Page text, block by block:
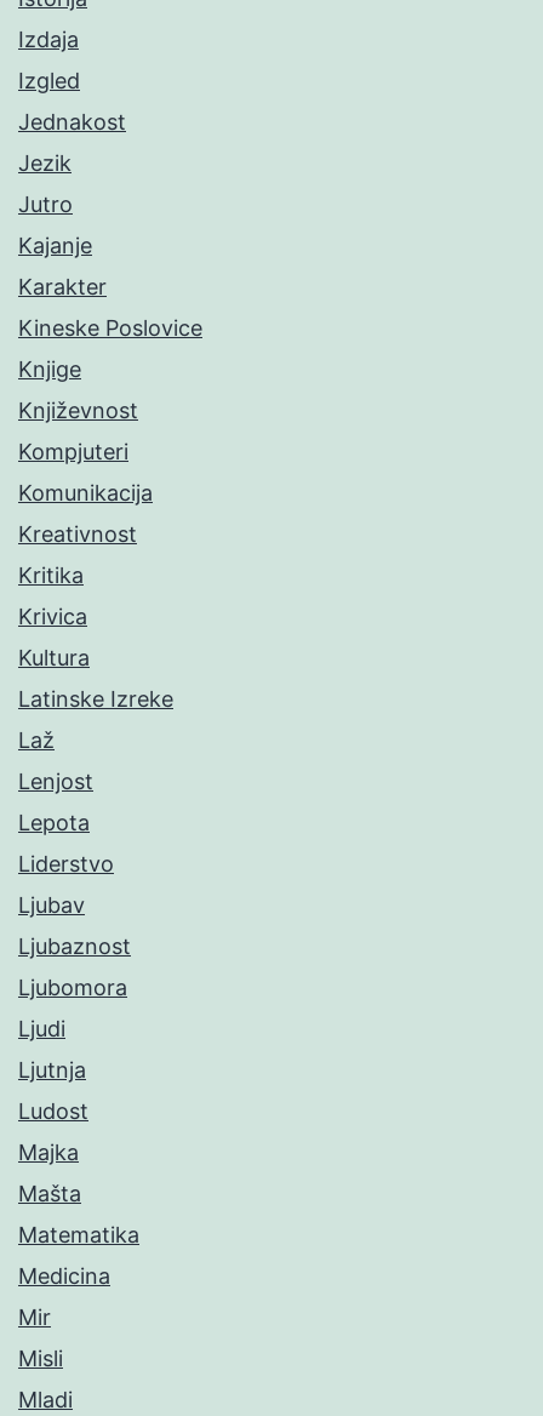
Izdaja
Izgled
Jednakost
Jezik
Jutro
Kajanje
Karakter
Kineske Poslovice
Knjige
Književnost
Kompjuteri
Komunikacija
Kreativnost
Kritika
Krivica
Kultura
Latinske Izreke
Laž
Lenjost
Lepota
Liderstvo
Ljubav
Ljubaznost
Ljubomora
Ljudi
Ljutnja
Ludost
Majka
Mašta
Matematika
Medicina
Mir
Misli
Mladi